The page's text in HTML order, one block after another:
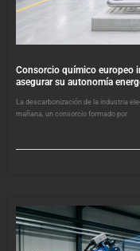
Consorcio químico europeo
asegurar su autonomía
La descarbonización de la industria
mañana, un consorcio formado por